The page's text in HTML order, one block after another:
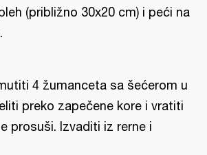
(približno 30x20 cm) i peći na
4 žumanceta sa šećerom u
preko zapečene kore i vratiti
prosuši. Izvaditi iz rerne i